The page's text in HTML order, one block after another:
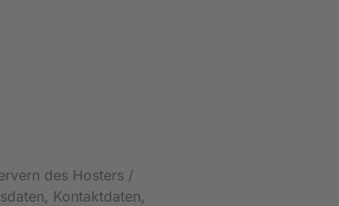
des Hosters /
Kontaktdaten,